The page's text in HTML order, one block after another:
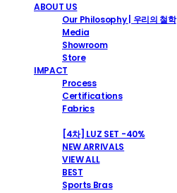
ABOUT US
Our Philosophy | 우리의 철학
Media
Showroom
Store
IMPACT
Process
Certifications
Fabrics
[4차] LUZ SET -40%
NEW ARRIVALS
VIEW ALL
BEST
Sports Bras